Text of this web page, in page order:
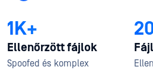
1K+
Ellenőrzött fájlok
Spoofed és komplex